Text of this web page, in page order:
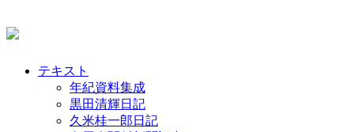
テキスト
年紀資料集成
黒田清輝日記
久米桂一郎日記